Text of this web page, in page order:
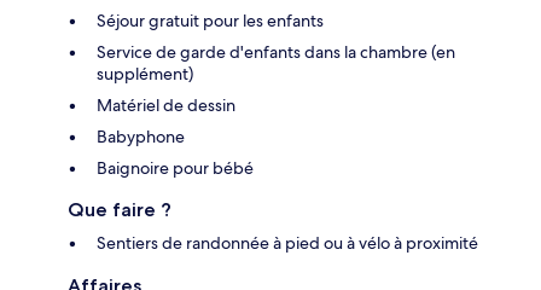
Séjour gratuit pour les enfants
Service de garde d'enfants dans la chambre (en
supplément)
Matériel de dessin
Babyphone
Baignoire pour bébé
Que faire ?
Sentiers de randonnée à pied ou à vélo à proximité